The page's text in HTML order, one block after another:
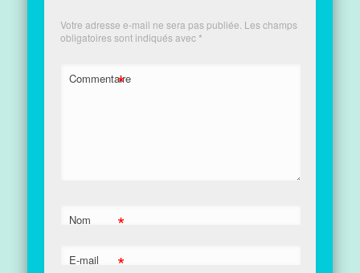
Votre adresse e-mail ne sera pas publiée. Les champs
obligatoires sont indiqués avec*
Commentaire
*
Nom *
E-mail *